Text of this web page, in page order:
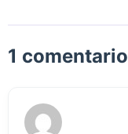
1 comentario